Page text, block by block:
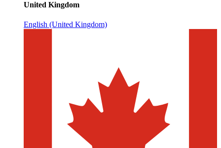
United Kingdom
English (United Kingdom)